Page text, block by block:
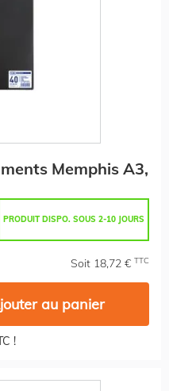
Memphis A3,
PRODUIT DISPO. SOUS 2-10 JOURS
Soit 18,72 € TTC
au panier
!